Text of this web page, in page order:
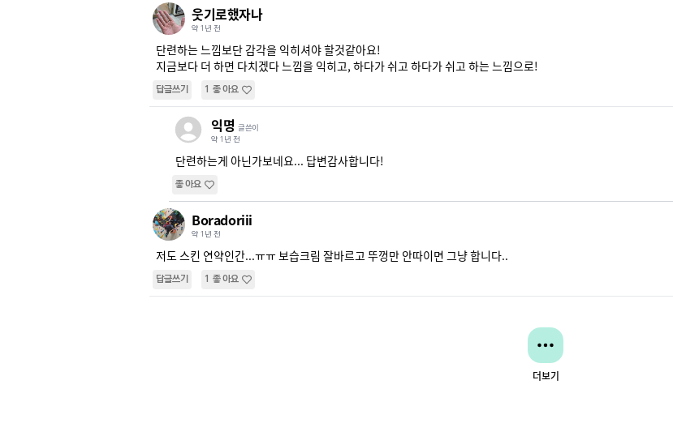
웃기로했자나
약 1년 전
단련하는 느낌보단 감각을 익히셔야 할것같아요!
지금보다 더 하면 다치겠다 느낌을 익히고, 하다가 쉬고 하다가 쉬고 하는 느낌으로!
답글쓰기 1 좋아요
익명 글쓴이
약 1년 전
단련하는게 아닌가보네요... 답변감사합니다!
좋아요
Boradoriii
약 1년 전
저도 스킨 연약인간...ㅠㅠ 보습크림 잘바르고 뚜껑만 안따이면 그냥 합니다..
답글쓰기 1 좋아요
더보기